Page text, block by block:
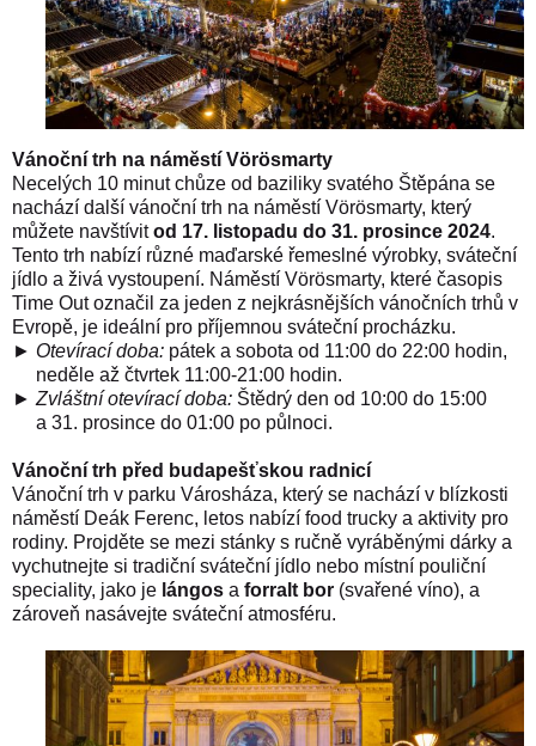
Vánoční trh na náměstí Vörösmarty
Necelých 10 minut chůze od baziliky svatého Štěpána se
nachází další vánoční trh na náměstí Vörösmarty, který
můžete navštívitod 17. listopadu do 31. prosince 2024.
Tento trh nabízí různé maďarské řemeslné výrobky, sváteční
jídlo a živá vystoupení. Náměstí Vörösmarty, které časopis
Time Out označil za jeden z nejkrásnějších vánočních trhů v
Evropě, je ideální pro příjemnou sváteční procházku.
► Otevírací doba: pátek a sobota od 11:00 do 22:00 hodin,
neděle až čtvrtek 11:00-21:00 hodin.
►Zvláštní otevírací doba: Štědrý den od 10:00 do 15:00
a 31. prosince do 01:00 po půlnoci.
Vánoční trh před budapešťskou radnicí
Vánoční trh v parku Városháza, který se nachází v blízkosti
náměstí Deák Ferenc, letos nabízí food trucky a aktivity pro
rodiny. Projděte se mezi stánky s ručně vyráběnými dárky a
vychutnejte si tradiční sváteční jídlo nebo místní pouliční
speciality, jako je lángos a forralt bor (svařené víno), a
zároveň nasávejte sváteční atmosféru.